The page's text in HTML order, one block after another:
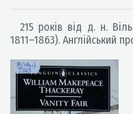
215 років від д. н.
1811–1863). Англійський